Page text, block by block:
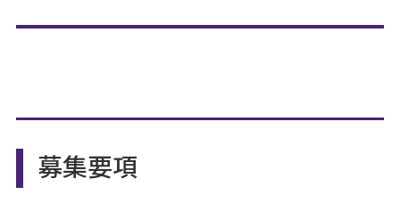
募集要項